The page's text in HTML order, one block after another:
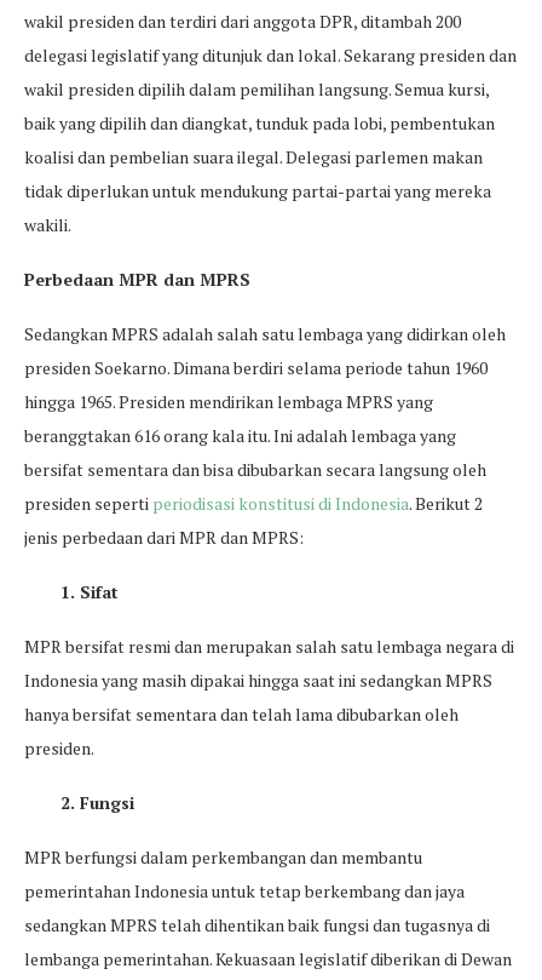
wakil presiden dan terdiri dari anggota DPR, ditambah 200
delegasi legislatif yang ditunjuk dan lokal. Sekarang presiden dan
wakil presiden dipilih dalam pemilihan langsung. Semua kursi,
baik yang dipilih dan diangkat, tunduk pada lobi, pembentukan
koalisi dan pembelian suara ilegal. Delegasi parlemen makan
tidak diperlukan untuk mendukung partai-partai yang mereka
wakili.
Perbedaan MPR dan MPRS
Sedangkan MPRS adalah salah satu lembaga yang didirkan oleh
presiden Soekarno. Dimana berdiri selama periode tahun 1960
hingga 1965. Presiden mendirikan lembaga MPRS yang
beranggtakan 616 orang kala itu. Ini adalah lembaga yang
bersifat sementara dan bisa dibubarkan secara langsung oleh
presiden seperti periodisasi konstitusi di Indonesia. Berikut 2
jenis perbedaan dari MPR dan MPRS:
1. Sifat
MPR bersifat resmi dan merupakan salah satu lembaga negara di
Indonesia yang masih dipakai hingga saat ini sedangkan MPRS
hanya bersifat sementara dan telah lama dibubarkan oleh
presiden.
2. Fungsi
MPR berfungsi dalam perkembangan dan membantu
pemerintahan Indonesia untuk tetap berkembang dan jaya
sedangkan MPRS telah dihentikan baik fungsi dan tugasnya di
lembanga pemerintahan. Kekuasaan legislatif diberikan di Dewan